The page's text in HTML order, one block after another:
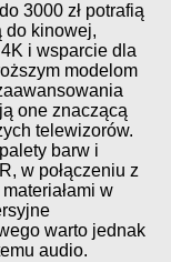
3000 zł potrafią
do kinowej,
i wsparcie dla
modelom
one znaczącą
telewizorów.
barw i
w połączeniu z
w
warto jednak
audio.